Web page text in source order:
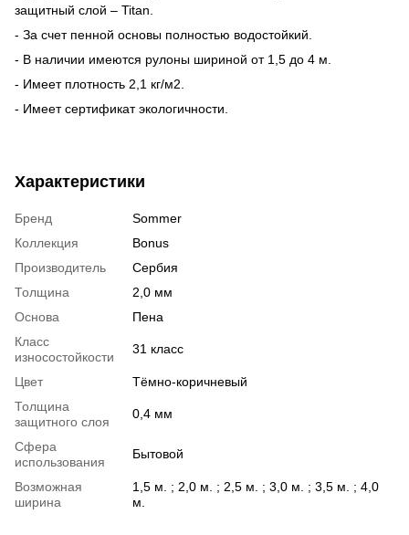
защитный слой – Titan.
- За счет пенной основы полностью водостойкий.
- В наличии имеются рулоны шириной от 1,5 до 4 м.
- Имеет плотность 2,1 кг/м2.
- Имеет сертификат экологичности.
Характеристики
Бренд
Sommer
Коллекция
Bonus
Производитель
Сербия
Толщина
2,0 мм
Основа
Пена
Класс
износостойкости
31 класс
Цвет
Тёмно-коричневый
Толщина
защитного слоя
0,4 мм
Сфера
использования
Бытовой
Возможная
ширина
1,5 м. ; 2,0 м. ; 2,5 м. ; 3,0 м. ; 3,5 м. ; 4,0
м.